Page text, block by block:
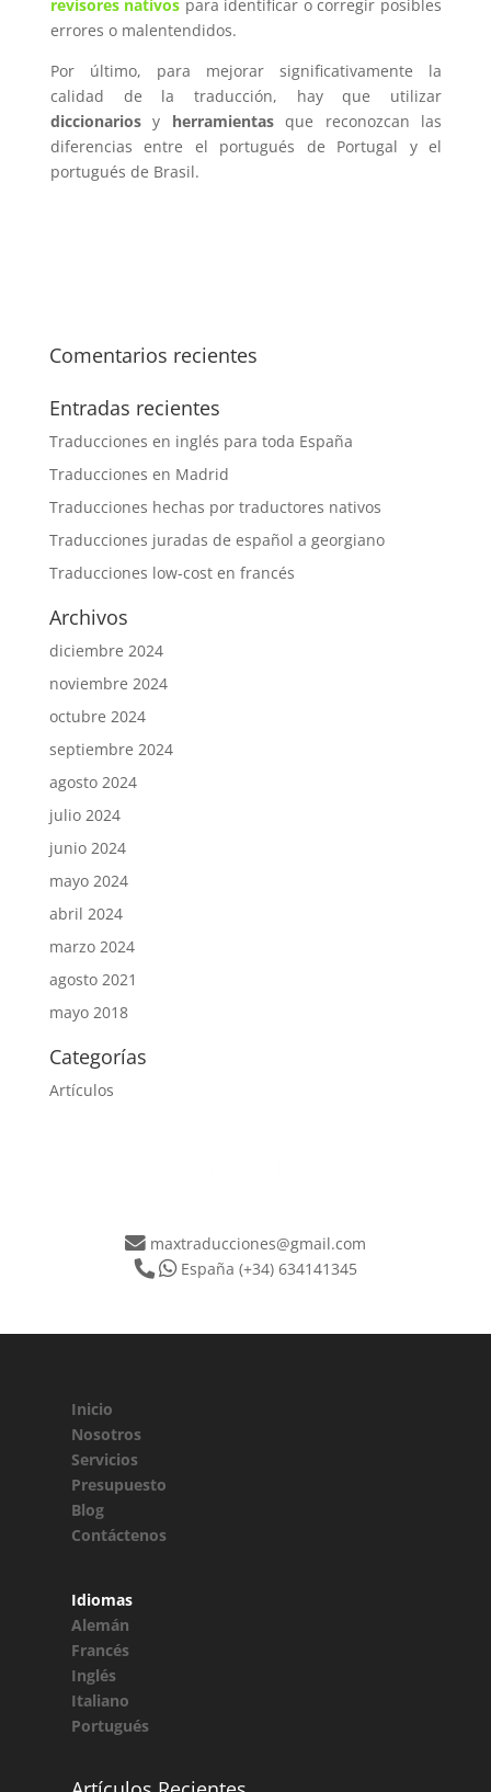
revisores nativos para identificar o corregir posibles
errores o malentendidos.
Por último, para mejorar significativamente la
calidad de la traducción, hay que utilizar
diccionariosy herramientasque reconozcan las
diferencias entre el portugués de Portugal y el
portugués de Brasil.
Comentarios recientes
Entradas recientes
Traducciones en inglés para toda España
Traducciones en Madrid
Traducciones hechas por traductores nativos
Traducciones juradas de español a georgiano
Traducciones low-cost en francés
Archivos
diciembre 2024
noviembre 2024
octubre 2024
septiembre 2024
agosto 2024
julio 2024
junio 2024
mayo 2024
abril 2024
marzo 2024
agosto 2021
mayo 2018
Categorías
Artículos
maxtraducciones@gmail.com
España (+34) 634141345
Inicio
Nosotros
Servicios
Presupuesto
Blog
Contáctenos
Idiomas
Alemán
Francés
Inglés
Italiano
Portugués